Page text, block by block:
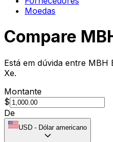
Moedas
Compare
Está em dúvida entre
Xe.
Montante
$
De
USD - Dólar americano